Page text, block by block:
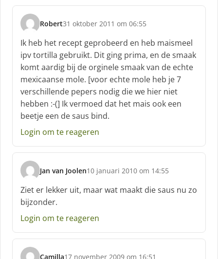
e
f
:
Robert
s
c
h
r
e
e
f
:
31 oktober 2011 om 06:55
Ik heb het recept geprobeerd en heb maismeel
ipv tortilla gebruikt. Dit ging prima, en de smaak
komt aardig bij de orginele smaak van de echte
mexicaanse mole. [voor echte mole heb je 7
verschillende pepers nodig die we hier niet
hebben :-(] Ik vermoed dat het mais ook een
beetje een de saus bind.
Login om te reageren
Jan van Joolen
s
c
h
r
e
f
10 januari 2010 om 14:55
Ziet er lekker uit, maar wat maakt die saus nu zo
bijzonder.
Login om te reageren
Camilla17 november 2009 om 16:51